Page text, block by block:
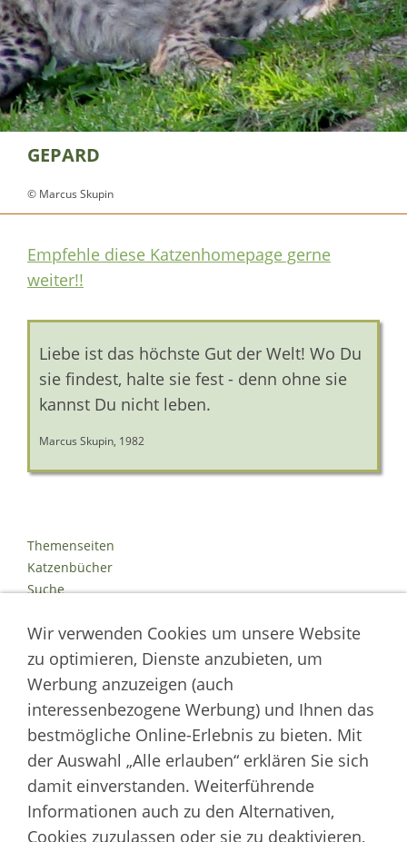
GEPARD
© Marcus Skupin
Empfehle diese Katzenhomepage gerne
weiter!!
Liebe ist das höchste Gut der Welt! Wo Du
sie findest, halte sie fest - denn ohne sie
kannst Du nicht leben.
Marcus Skupin, 1982
Themenseiten
Katzenbücher
Suche
Impressum
Datenschutz
Cookies
Autor der Welt der Katzen
___________________
Fortpflanzung von Hauskatzen und Wildkatzenarten
Wir verwenden Cookies um unsere Website
zu optimieren, Dienste anzubieten, um
Werbung anzuzeigen (auch
interessenbezogene Werbung) und Ihnen das
bestmögliche Online-Erlebnis zu bieten. Mit
der Auswahl „Alle erlauben“ erklären Sie sich
damit einverstanden. Weiterführende
Informationen auch zu den Alternativen,
Cookies zuzulassen oder sie zu deaktivieren,